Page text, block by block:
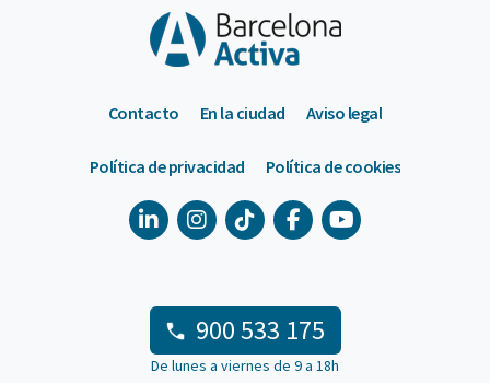
Contacto En la ciudad Aviso legal
Política de privacidad Política de cookies
900 533 175
De lunes a viernes de 9 a 18h